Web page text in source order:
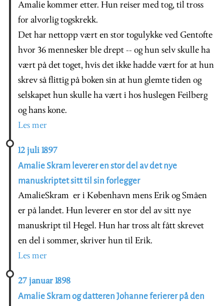
Amalie kommer etter. Hun reiser med tog, til tross
for alvorlig togskrekk.
Det har nettopp vært en stor togulykke ved Gentofte
hvor 36 mennesker ble drept -- og hun selv skulle ha
vært på det toget, hvis det ikke hadde vært for at hun
skrev så flittig på boken sin at hun glemte tiden og
selskapet hun skulle ha vært i hos huslegen Feilberg
og hans kone.
Les mer
12 juli 1897
Amalie Skram leverer en stor del av det nye
manuskriptet sitt til sin forlegger
AmalieSkram er i København mens Erik og Småen
er på landet. Hun leverer en stor del av sitt nye
manuskript til Hegel. Hun har tross alt fått skrevet
en del i sommer, skriver hun til Erik.
Les mer
27 januar 1898
Amalie Skram og datteren Johanne ferierer på den